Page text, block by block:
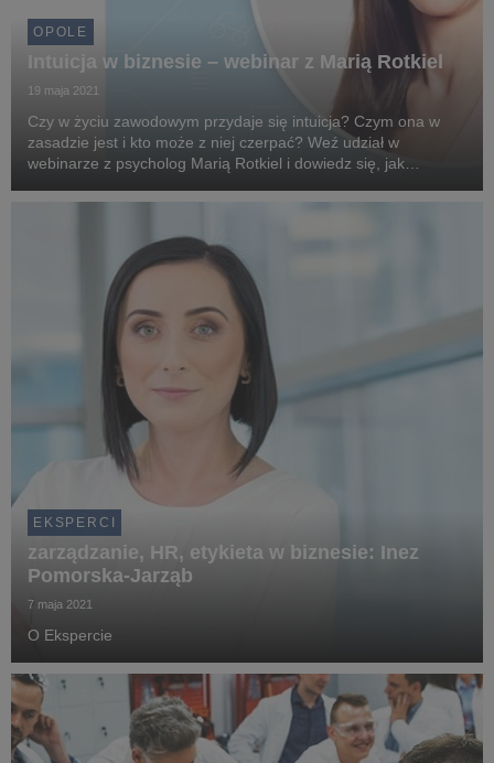
OPOLE
Intuicja w biznesie – webinar z Marią Rotkiel
19 maja 2021
Czy w życiu zawodowym przydaje się intuicja? Czym ona w
zasadzie jest i kto może z niej czerpać? Weź udział w
webinarze z psycholog Marią Rotkiel i dowiedz się, jak
kompetencji zawodowych XXI wieku. Na spotkanie...
EKSPERCI
zarządzanie, HR, etykieta w biznesie: Inez
Pomorska-Jarząb
7 maja 2021
O Ekspercie